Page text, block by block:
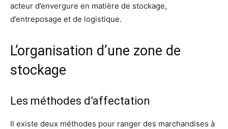
acteur d’envergure en matière de stockage,
d’entreposage et de logistique.
L’organisation d’une zone de
stockage
Les méthodes d’affectation
Il existe deux méthodes pour ranger des marchandises à